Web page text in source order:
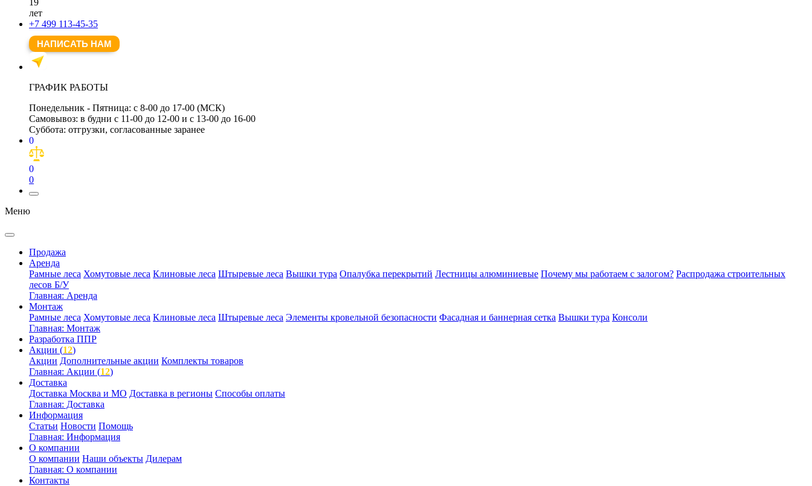
лет
+7 499 113-45-35
НАПИСАТЬ НАМ
ГРАФИК РАБОТЫ
Понедельник - Пятница: с 8-00 до 17-00 (МСК)
Самовывоз: в будни с 11-00 до 12-00 и с 13-00 до 16-00
Суббота: отгрузки, согласованные заранее
0
0
0
Меню
Продажа
Аренда
Рамные леса Хомутовые леса Клиновые леса Штыревые леса Вышки тура Опалубка перекрытий Лестницы алюминиевые Почему мы работаем с залогом? Распродажа строительных
лесов Б/У
Главная: Аренда
Монтаж
Рамные леса Хомутовые леса Клиновые леса Штыревые леса Элементы кровельной безопасности Фасадная и баннерная сетка Вышки тура Консоли
Главная: Монтаж
Разработка ППР
Акции (12)
Акции Дополнительные акции Комплекты товаров
Главная: Акции (12)
Доставка
Доставка Москва и МО Доставка в регионы Способы оплаты
Главная: Доставка
Информация
Статьи Новости Помощь
Главная: Информация
О компании
О компании Наши объекты Дилерам
Главная: О компании
Контакты